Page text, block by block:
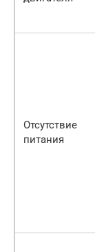
Отсутствие
питания